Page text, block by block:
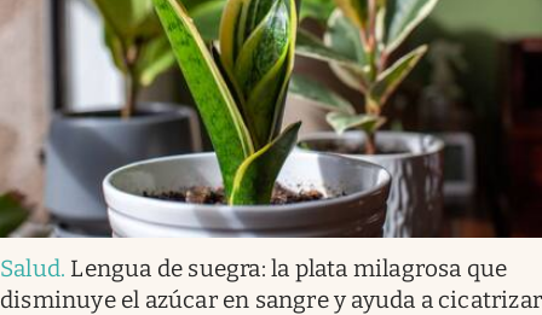
Salud. Lengua de suegra: la plata milagrosa que
disminuye el azúcar en sangre y ayuda a cicatrizar